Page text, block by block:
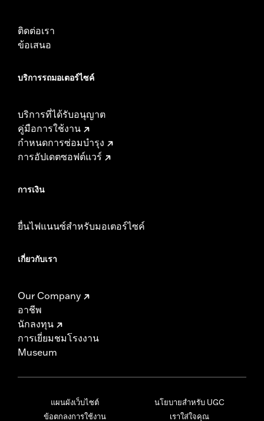
ติดต่อเรา
ข้อเสนอ
บริการรถมอเตอร์ไซค์​
บริการที่ได้รับอนุญาต
คู่มือการใช้งาน
กำหนดการซ่อมบำรุง
การอัปเดตซอฟต์แวร์
การเงิน
ยื่นไฟแนนซ์สำหรับมอเตอร์ไซค์
เกี่ยวกับเรา
Our Company
อาชีพ
นักลงทุน
การเยี่ยมชมโรงงาน
Museum
แผนผังเว็บไซต์
ข้อตกลงการใช้งาน
นโยบายสำหรับ UGC
เราใส่ใจคุณ